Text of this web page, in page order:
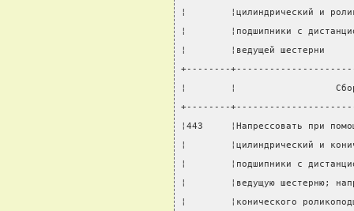
¦        ¦цилиндрический и
¦        ¦подшипники с
¦        ¦ведущей
+--------
¦        ¦
+--------
¦443     ¦Напрессовать при
¦        ¦цилиндрический и
¦        ¦подшипники с
¦        ¦ведущую шестерню;
¦        ¦конического